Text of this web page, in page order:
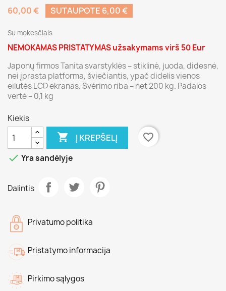
60,00 €
SUTAUPOTE 6,00 €
Su mokesčiais
NEMOKAMAS PRISTATYMAS užsakymams virš 50 Eur
Japonų firmos Tanita svarstyklės – stiklinė, juoda, didesnė,
nei įprasta platforma, šviečiantis, ypač didelis vienos
eilutės LCD ekranas. Svėrimo riba – net 200 kg. Padalos
vertė – 0,1 kg
Kiekis
 Į KREPŠELĮ
favorite_border
 Yra sandėlyje
Dalintis
Privatumo politika
Pristatymo informacija
Pirkimo sąlygos